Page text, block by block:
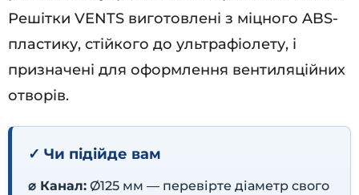
Решітки VENTS виготовлені з міцного ABS-
пластику, стійкого до ультрафіолету, і
призначені для оформлення вентиляційних
отворів.
✓ Чи підійде вам
⌀ Канал: Ø125 мм — перевірте діаметр свого